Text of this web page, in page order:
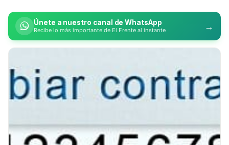
Únete a nuestro canal de WhatsApp
Recibe lo más importante de El Frente al instante →